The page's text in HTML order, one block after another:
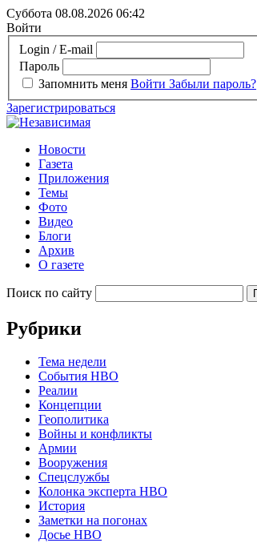
Суббота 08.08.2026 06:42
Войти
Login / E-mail
Пароль
Запомнить меня Войти Забыли пароль?
Зарегистрироваться
Новости
Газета
Приложения
Темы
Фото
Видео
Блоги
Архив
О газете
Поиск по сайту
Рубрики
Тема недели
События НВО
Реалии
Концепции
Геополитика
Войны и конфликты
Армии
Вооружения
Спецслужбы
Колонка эксперта НВО
История
Заметки на погонах
Досье НВО